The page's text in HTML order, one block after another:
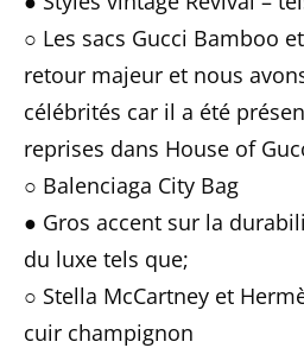
○ Les sacs Gucci Bamboo
retour majeur et nous
célébrités car il a été
reprises dans House of
○ Balenciaga City Bag
● Gros accent sur la
du luxe tels que;
○ Stella McCartney et
cuir champignon